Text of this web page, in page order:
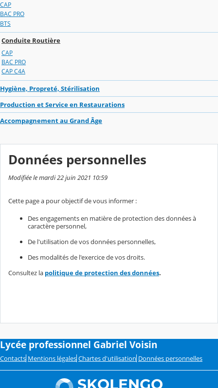
CAP
BAC PRO
BTS
Conduite Routière
CAP
BAC PRO
CAP C4A
Hygiène, Propreté, Stérilisation
Production et Service en Restaurations
Accompagnement au Grand Âge
Données personnelles
Modifiée le mardi 22 juin 2021 10:59
Cette page a pour objectif de vous informer :
Des engagements en matière de protection des données à
caractère personnel,
De l'utilisation de vos données personnelles,
Des modalités de l'exercice de vos droits.
Consultez la politique de protection des données.
Lycée professionnel Gabriel Voisin
Contacts Mentions légales Chartes d'utilisation Données personnelles